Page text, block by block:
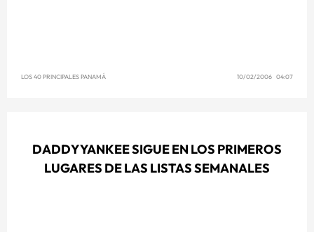
LOS 40 PRINCIPALES PANAMÁ 10/02/2006 04:07
DADDY YANKEE SIGUE EN LOS PRIMEROS
LUGARES DE LAS LISTAS SEMANALES